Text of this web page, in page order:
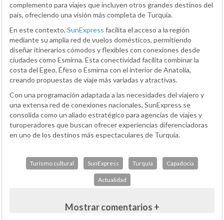
complemento para viajes que incluyen otros grandes destinos del
país, ofreciendo una visión más completa de Turquía.
En este contexto, SunExpress facilita el acceso a la región
mediante su amplia red de vuelos domésticos, permitiendo
diseñar itinerarios cómodos y flexibles con conexiones desde
ciudades como Esmirna. Esta conectividad facilita combinar la
costa del Egeo, Éfeso o Esmirna con el interior de Anatolia,
creando propuestas de viaje más variadas y atractivas.
Con una programación adaptada a las necesidades del viajero y
una extensa red de conexiones nacionales, SunExpress se
consolida como un aliado estratégico para agencias de viajes y
turoperadores que buscan ofrecer experiencias diferenciadoras
en uno de los destinos más espectaculares de Turquía.
Turismo cultural SunExpress Turquía Capadocia
Actualidad
Mostrar comentarios +